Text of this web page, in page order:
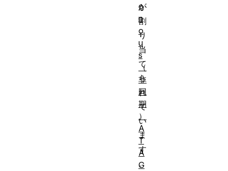
が
割
り
当
て
ら
れ
て
い
ま
す
。
o
n
o
u
s
（
非
同
期
）
A
T
A
G